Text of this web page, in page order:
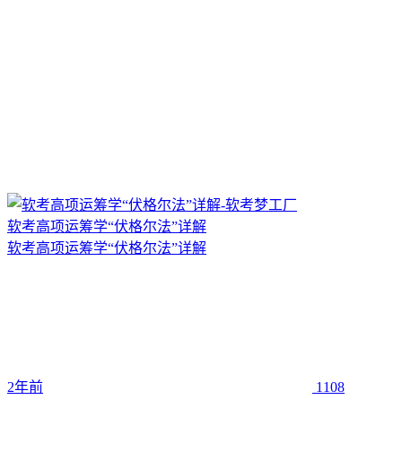
软考高项运筹学“伏格尔法”详解
软考高项运筹学“伏格尔法”详解
2年前 1108